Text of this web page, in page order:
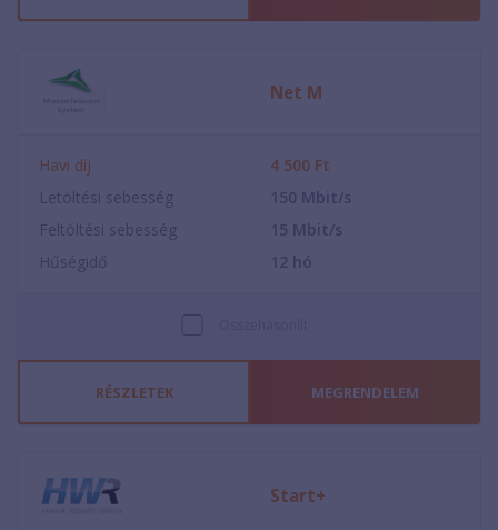
Net M
Havi díj 4 500 Ft
Letöltési sebesség
150 Mbit/s
Feltöltési sebesség
15 Mbit/s
Hűségidő
12 hó
RÉSZLETEK MEGRENDELEM
Start+